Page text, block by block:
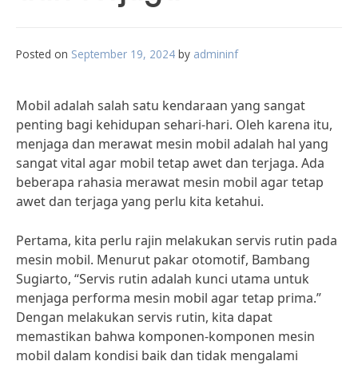
Posted on September 19, 2024 by admininf
Mobil adalah salah satu kendaraan yang sangat
penting bagi kehidupan sehari-hari. Oleh karena itu,
menjaga dan merawat mesin mobil adalah hal yang
sangat vital agar mobil tetap awet dan terjaga. Ada
beberapa rahasia merawat mesin mobil agar tetap
awet dan terjaga yang perlu kita ketahui.
Pertama, kita perlu rajin melakukan servis rutin pada
mesin mobil. Menurut pakar otomotif, Bambang
Sugiarto, “Servis rutin adalah kunci utama untuk
menjaga performa mesin mobil agar tetap prima.”
Dengan melakukan servis rutin, kita dapat
memastikan bahwa komponen-komponen mesin
mobil dalam kondisi baik dan tidak mengalami